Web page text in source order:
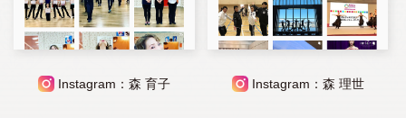
Instagram：森 育子 Instagram：森 理世